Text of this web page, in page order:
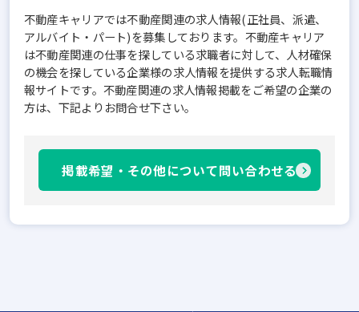
不動産キャリアでは不動産関連の求人情報(正社員、派遣、
アルバイト・パート)を募集しております。不動産キャリア
は不動産関連の仕事を探している求職者に対して、人材確保
の機会を探している企業様の求人情報を提供する求人転職情
報サイトです。不動産関連の求人情報掲載をご希望の企業の
方は、下記よりお問合せ下さい。
掲載希望・その他について問い合わせる